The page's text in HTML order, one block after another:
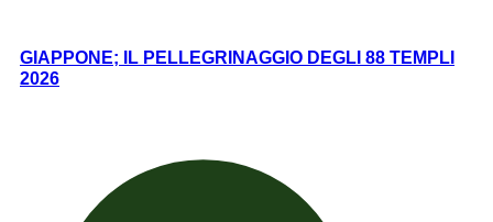
GIAPPONE; IL PELLEGRINAGGIO DEGLI 88 TEMPLI
2026